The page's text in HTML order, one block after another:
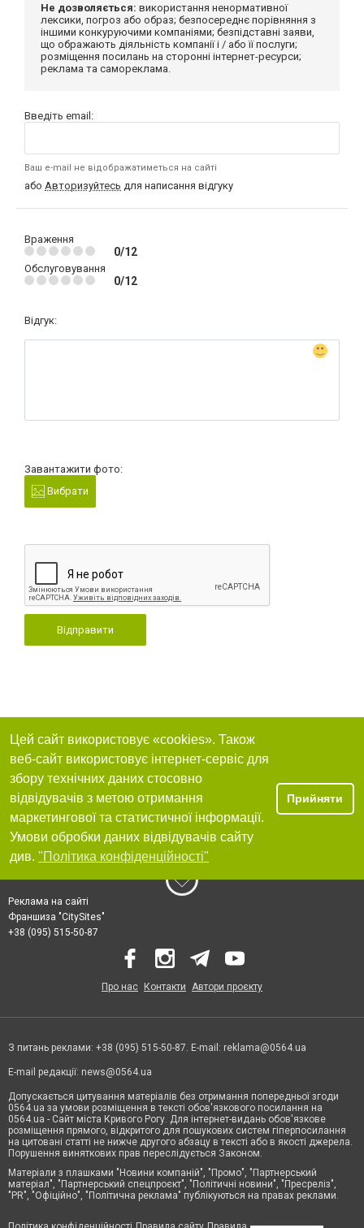
Не дозволяється: використання ненормативної
лексики, погроз або образ; безпосереднє порівняння з
іншими конкуруючими компаніями; безпідставні заяви,
що ображають діяльність компанії і / або її послуги;
розміщення посилань на сторонні інтернет-ресурси;
реклама та самореклама.
Введіть email:
Ваш e-mail не відображатиметься на сайті
або Авторизуйтесь для написання відгуку
Враження
0/12
Обслуговування
0/12
Відгук:
Завантажити фото:
Вибрати
Відправити
Цей сайт використовує «cookies». Також
веб-сайт використовує інтернет-сервіс для
збору технічних даних стосовно
відвідувачів з метою отримання
маркетингової та статистичної інформації.
Умови обробки даних відвідувачів сайту
див. "Політика конфіденційності"
Прийняти
Реклама на сайті
Франшиза "CitySites"
+38 (095) 515-50-87
Про нас Контакти Автори проєкту
З питань реклами: +38 (095) 515-50-87. E-mail: reklama@0564.ua
E-mail редакції: news@0564.ua
Допускається цитування матеріалів без отримання попередньої згоди
0564.ua за умови розміщення в тексті обов'язкового посилання на
0564.ua - Сайт міста Кривого Рогу. Для інтернет-видань обов'язкове
розміщення прямого, відкритого для пошукових систем гіперпосилання
на цитовані статті не нижче другого абзацу в тексті або в якості джерела.
Порушення виняткових прав переслідується Законом.
Матеріали з плашками "Новини компаній", "Промо", "Партнерський
матеріал", "Партнерський спецпроєкт", "Політичні новини", "Пресреліз",
"PR", "Офіційно", "Політична реклама" публікуються на правах реклами.